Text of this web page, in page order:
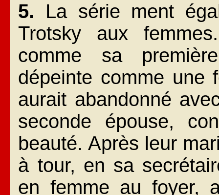
5. La série ment
Trotsky aux
comme sa
dépeinte comme une
aurait abandonné
seconde épouse,
beauté. Après leur
à tour, en sa
en femme au foyer,